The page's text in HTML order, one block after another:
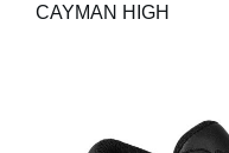
CAYMAN HIGH